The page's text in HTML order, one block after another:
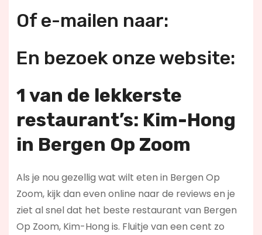
Of e-mailen naar:
En bezoek onze website:
1 van de lekkerste
restaurant’s: Kim-Hong
in Bergen Op Zoom
Als je nou gezellig wat wilt eten in Bergen Op
Zoom, kijk dan even online naar de reviews en je
ziet al snel dat het beste restaurant van Bergen
Op Zoom, Kim-Hong is. Fluitje van een cent zo